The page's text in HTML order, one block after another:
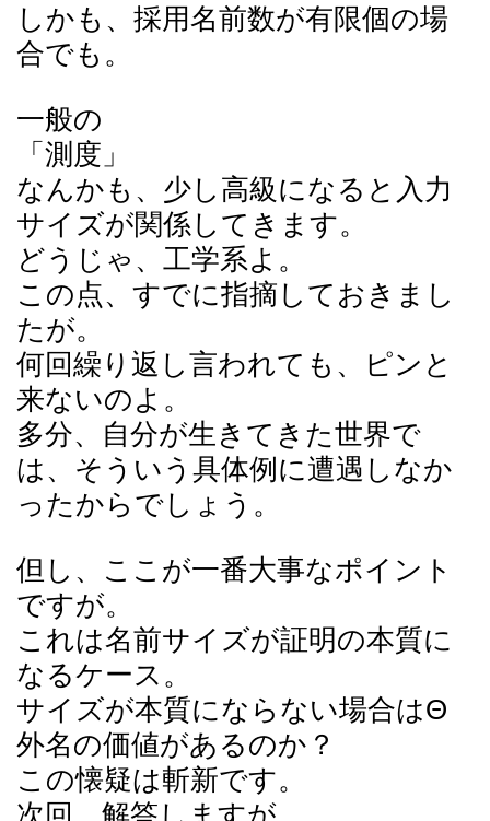
しかも、採用名前数が有限個の場
合でも。
一般の
「測度」
なんかも、少し高級になると入力
サイズが関係してきます。
どうじゃ、工学系よ。
この点、すでに指摘しておきまし
たが。
何回繰り返し言われても、ピンと
来ないのよ。
多分、自分が生きてきた世界で
は、そういう具体例に遭遇しなか
ったからでしょう。
但し、ここが一番大事なポイント
ですが。
これは名前サイズが証明の本質に
なるケース。
サイズが本質にならない場合はΘ
外名の価値があるのか？
この懐疑は斬新です。
次回、解答しますが。